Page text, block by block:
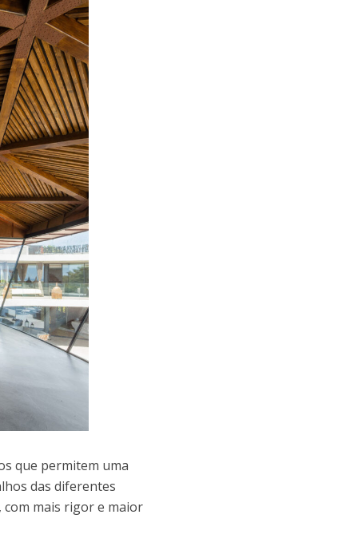
que permitem uma
das diferentes
mais rigor e maior